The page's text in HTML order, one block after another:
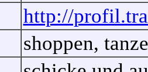
http://
shoppen,